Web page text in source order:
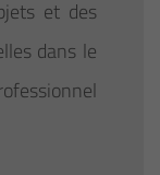
et des
dans le